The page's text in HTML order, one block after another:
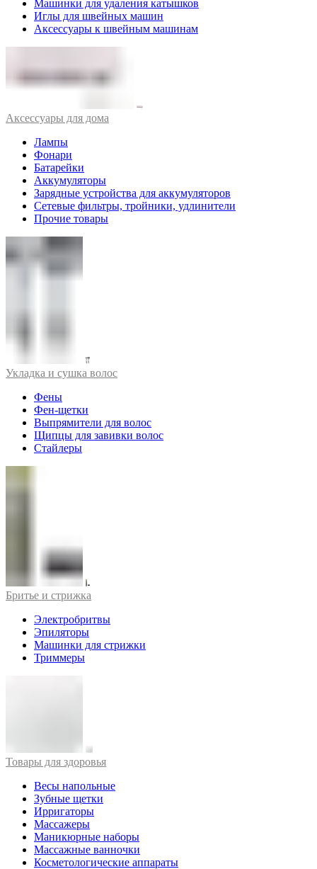
Машинки для удаления катышков
Иглы для швейных машин
Аксессуары к швейным машинам
Аксессуары для дома
Лампы
Фонари
Батарейки
Аккумуляторы
Зарядные устройства для аккумуляторов
Сетевые фильтры, тройники, удлинители
Прочие товары
Укладка и сушка волос
Фены
Фен-щетки
Выпрямители для волос
Щипцы для завивки волос
Стайлеры
Бритье и стрижка
Электробритвы
Эпиляторы
Машинки для стрижки
Триммеры
Товары для здоровья
Весы напольные
Зубные щетки
Ирригаторы
Массажеры
Маникюрные наборы
Массажные ванночки
Косметологические аппараты